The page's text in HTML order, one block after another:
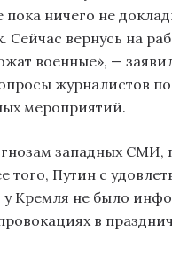
ничего не
Сейчас вернусь на
военные», —
журналистов
мероприятий.
западных СМИ,
того, Путин с
у Кремля не было
в